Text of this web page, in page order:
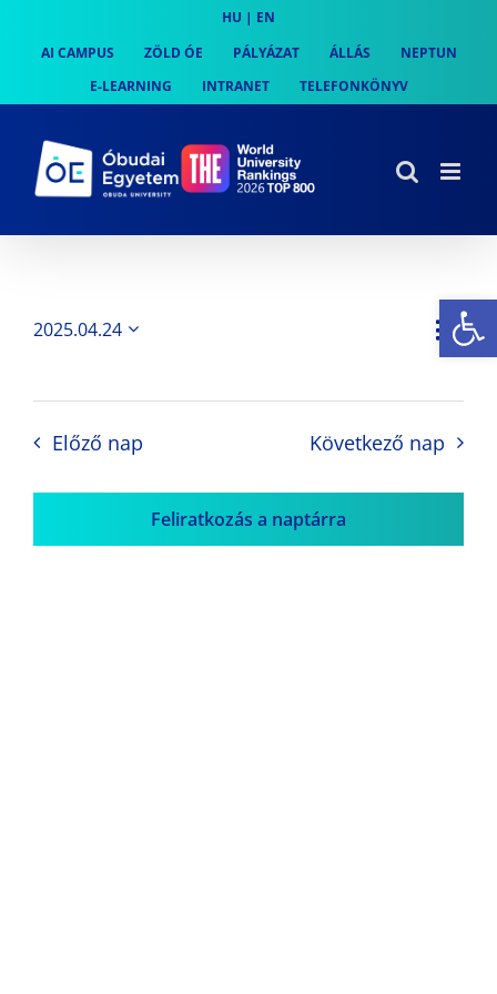
content
HU | EN
AI CAMPUS
ZÖLD ÓE PÁLYÁZAT ÁLLÁS
NEPTUN
E-LEARNING
INTRANET TELEFONKÖNYV
Nap
2025.04.24
Előző nap Következő nap
Feliratkozás a naptárra